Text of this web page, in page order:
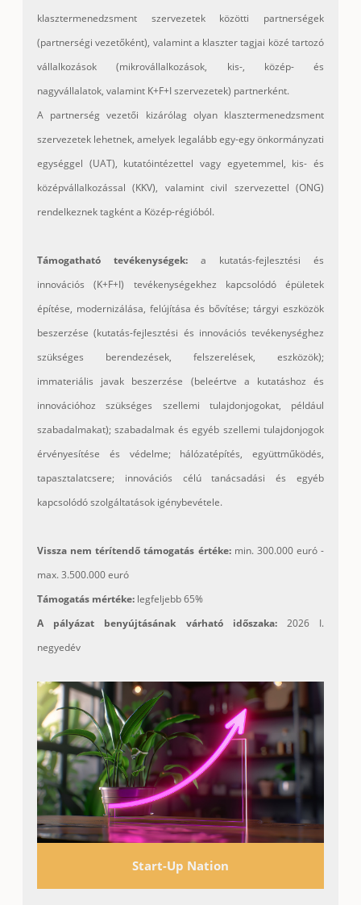
klasztermenedzsment szervezetek közötti partnerségek
(partnerségi vezetőként), valamint a klaszter tagjai közé tartozó
vállalkozások (mikrovállalkozások, kis-, közép- és
nagyvállalatok, valamint K+F+I szervezetek) partnerként.
A partnerség vezetői kizárólag olyan klasztermenedzsment
szervezetek lehetnek, amelyek legalább egy-egy önkormányzati
egységgel (UAT), kutatóintézettel vagy egyetemmel, kis- és
középvállalkozással (KKV), valamint civil szervezettel (ONG)
rendelkeznek tagként a Közép-régióból.
Támogatható tevékenységek: a kutatás-fejlesztési és
innovációs (K+F+I) tevékenységekhez kapcsolódó épületek
építése, modernizálása, felújítása és bővítése; tárgyi eszközök
beszerzése (kutatás-fejlesztési és innovációs tevékenységhez
szükséges berendezések, felszerelések, eszközök);
immateriális javak beszerzése (beleértve a kutatáshoz és
innovációhoz szükséges szellemi tulajdonjogokat, például
szabadalmakat); szabadalmak és egyéb szellemi tulajdonjogok
érvényesítése és védelme; hálózatépítés, együttműködés,
tapasztalatcsere; innovációs célú tanácsadási és egyéb
kapcsolódó szolgáltatások igénybevétele.
Vissza nem térítendő támogatás értéke:min. 300.000 euró -
max. 3.500.000 euró
Támogatás mértéke: legfeljebb 65%
A pályázat benyújtásának várható időszaka:2026 I.
negyedév
Start-Up Nation